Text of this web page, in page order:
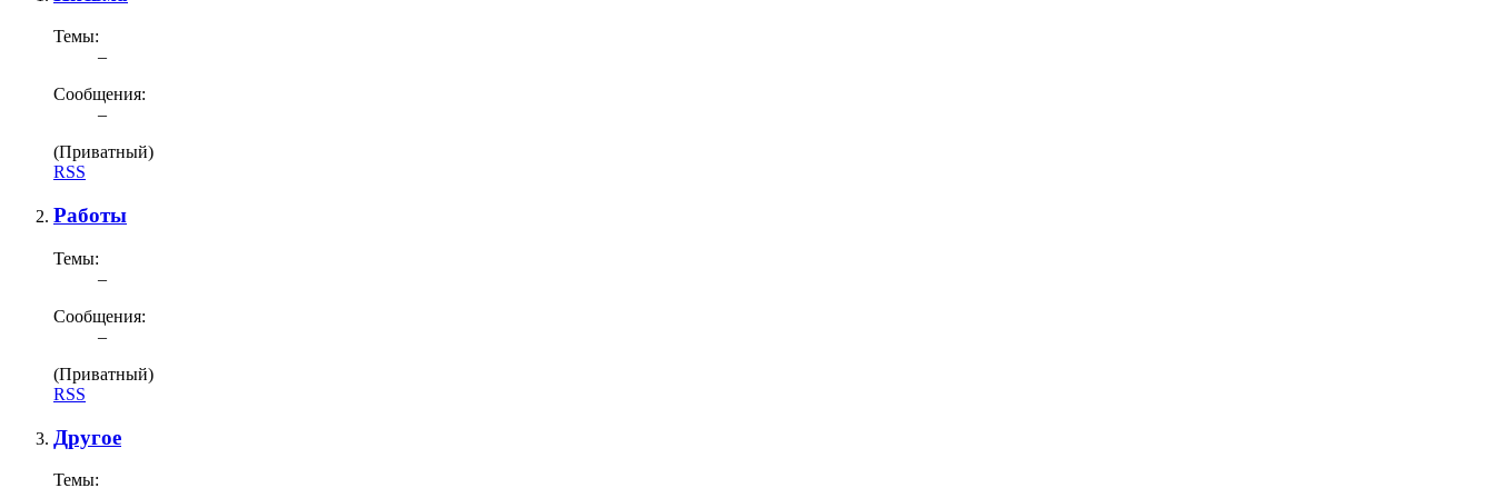
Темы:
–
Сообщения:
–
(Приватный)
RSS
Работы
Темы:
–
Сообщения:
–
(Приватный)
RSS
Другое
Темы: